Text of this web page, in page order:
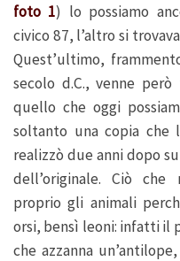
foto 1) lo possiamo
civico 87, l’altro si
Quest’ultimo,
secolo d.C., venne
quello che oggi
soltanto una copia che
realizzò due anni dopo
dell’originale. Ciò che
proprio gli animali
orsi, bensì leoni: infatti il
che azzanna